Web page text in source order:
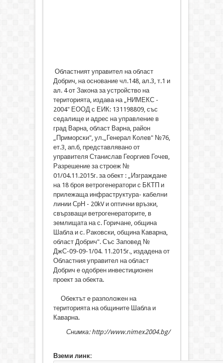
Областният управител на област
Добрич, на основание чл.148, ал.3, т.1 и
ал. 4 от Закона за устройство на
територията, издава на „НИМЕКС -
2004" ЕООД с ЕИК: 131198809, със
седалище и адрес на управление в
град Варна, област Варна, район
„Приморски", ул.„Генерал Колев" №76,
ет.3, ап.6, представлявано от
управителя Станислав Георгиев Гочев,
Разрешение за строеж №
01/04.11.2015г. за обект : „Изграждане
на 18 броя ветрогенератори с БКТП и
прилежаща инфраструктура- кабелни
линии СрН - 20kV и оптични връзки,
свързващи ветрогенераторите, в
землищата на с. Горичане, община
Шабла и с. Раковски, община Каварна,
област Добрич". Със Заповед №
ДжС-09-09-1/04. 11.2015г., издадена от
Областния управител на област
Добрич е одобрен инвестиционен
проект за обекта.
Обектът е разположен на
територията на общините Шабла и
Каварна.
Снимка: http://www.nimex2004.bg/
Вземи линк: